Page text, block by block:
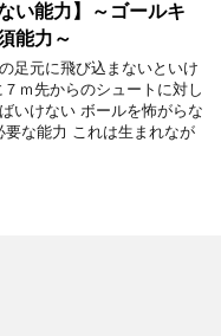
い能力】～ゴールキ
能力～
足元に飛び込まないといけ
ｍ先からのシュートに対し
いけない ボールを怖がらな
要な能力 これは生まれなが